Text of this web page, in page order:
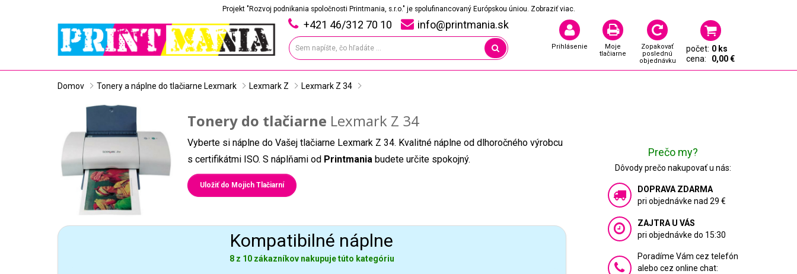
Projekt "Rozvoj podnikania spoločnosti Printmania, s.r.o." je spolufinancovaný Európskou úniou. Zobraziť viac.
+421 46/312 70 10 info@printmania.sk
Prihlásenie
Moje
tlačiarne
Zopakovať
poslednú
objednávku
počet: 0 ks
cena:
0,00 €
Domov Tonery a náplne do tlačiarne Lexmark Lexmark Z Lexmark Z 34
Tonery do tlačiarne Lexmark Z 34
Vyberte si náplne do Vašej tlačiarne Lexmark Z 34. Kvalitné náplne od dlhoročného výrobcu
s certifikátmi ISO. S náplňami od Printmania budete určite spokojný.
Uložiť do Mojich Tlačiarní
Kompatibilné náplne
8 z 10 zákazníkov nakupuje túto kategóriu
Prečo my?
Dôvody prečo nakupovať u nás:
DOPRAVA ZDARMA
pri objednávke nad 29 €
ZAJTRA U VÁS
pri objednávke do 15:30
Poradíme Vám cez telefón
alebo cez online chat: